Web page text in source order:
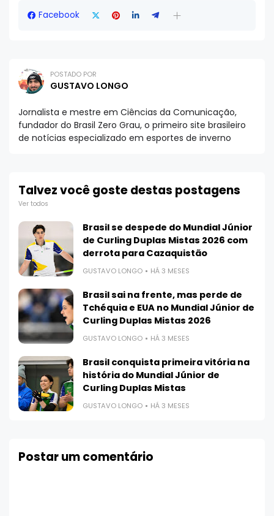
Facebook
POSTADO POR
GUSTAVO LONGO
Jornalista e mestre em Ciências da Comunicação,
fundador do Brasil Zero Grau, o primeiro site brasileiro
de notícias especializado em esportes de inverno
Talvez você goste destas postagens
Ver todos
Brasil se despede do Mundial Júnior
de Curling Duplas Mistas 2026 com
derrota para Cazaquistão
GUSTAVO LONGO HÁ 3 MESES
Brasil sai na frente, mas perde de
Tchéquia e EUA no Mundial Júnior de
Curling Duplas Mistas 2026
GUSTAVO LONGO HÁ 3 MESES
Brasil conquista primeira vitória na
história do Mundial Júnior de
Curling Duplas Mistas
GUSTAVO LONGO HÁ 3 MESES
Postar um comentário